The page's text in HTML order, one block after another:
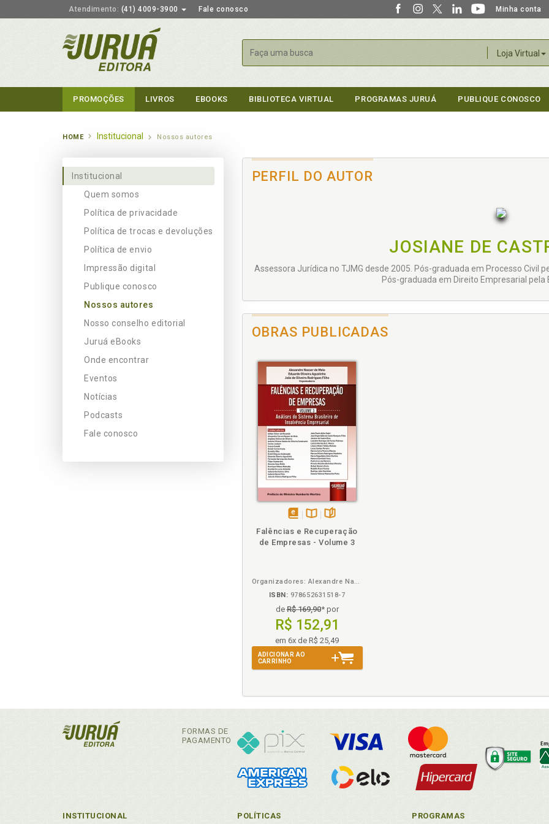
Atendimento: (41) 4009-3900 Fale conosco Minha conta
Loja Virtual
Buscar
PROMOÇÕES LIVROS EBOOKS BIBLIOTECA VIRTUAL PROGRAMAS JURUÁ PUBLIQUE CONOSCO
HOME Institucional Nossos autores
Institucional
Quem somos
Política de privacidade
Política de trocas e devoluções
Política de envio
Impressão digital
Publique conosco
Nossos autores
Nosso conselho editorial
Juruá eBooks
Onde encontrar
Eventos
Notícias
Podcasts
Fale conosco
PERFIL DO AUTOR
JOSIANE DE
Assessora Jurídica no TJMG desde 2005. Pós-graduada em Processo Civil
Pós-graduada em Direito Empresarial pela
OBRAS PUBLICADAS
Falências e Recuperação
de Empresas - Volume 3
Organizadores: Alexandre Nasser de Melo, Eduardo Oliveira Agustinho, João de Oliveira Rodrigues Filho
ISBN: 978652631518-7
deR$ 169,90* por
R$ 152,91
em 6x de R$ 25,49
ADICIONAR AO
CARRINHO
FORMAS DE
PAGAMENTO
INSTITUCIONAL POLÍTICAS PROGRAMAS